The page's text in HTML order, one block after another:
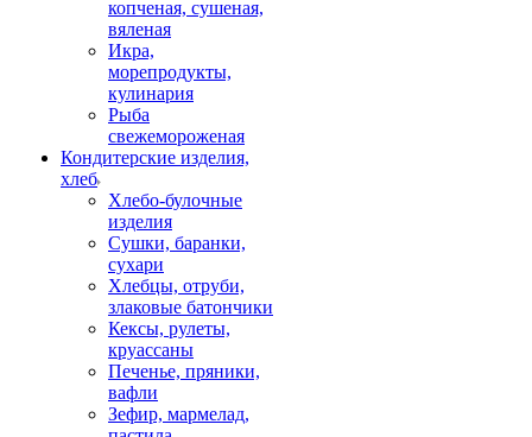
копченая, сушеная,
вяленая
Икра,
морепродукты,
кулинария
Рыба
свежемороженая
Кондитерские изделия,
хлеб
Хлебо-булочные
изделия
Сушки, баранки,
сухари
Хлебцы, отруби,
злаковые батончики
Кексы, рулеты,
круассаны
Печенье, пряники,
вафли
Зефир, мармелад,